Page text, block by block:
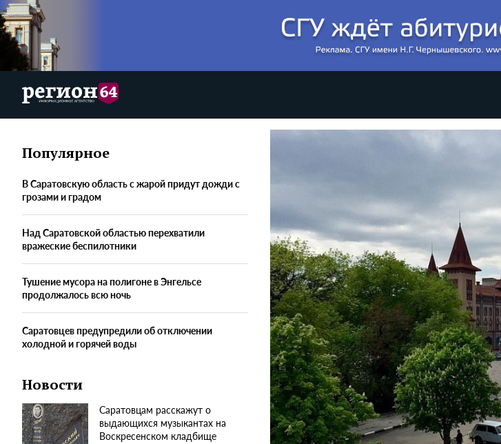
Популярное
В Саратовскую область с жарой придут дожди с
грозами и градом
Над Саратовской областью перехватили
вражеские беспилотники
Тушение мусора на полигоне в Энгельсе
продолжалось всю ночь
Саратовцев предупредили об отключении
холодной и горячей воды
Новости
Саратовцам расскажут о
выдающихся музыкантах на
Воскресенском кладбище